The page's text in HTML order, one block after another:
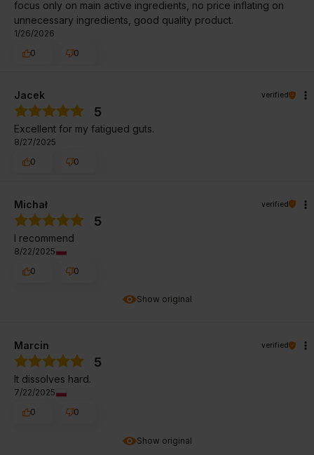
focus only on main active ingredients, no price inflating on
unnecessary ingredients, good quality product.
1/26/2026
0
0
Jacek verified
5
Excellent for my fatigued guts.
8/27/2025
0
0
Show original
Michał verified
5
I recommend
8/22/2025
0
0
Show original
Marcin verified
5
It dissolves hard.
7/22/2025
0
0